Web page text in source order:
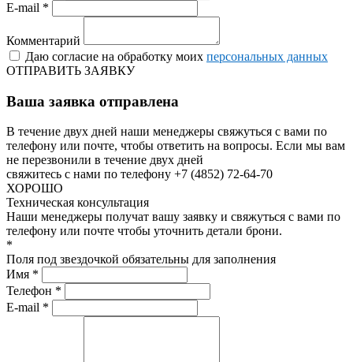
E-mail *
Комментарий
Даю согласие на обработку моих персональных данных
ОТПРАВИТЬ ЗАЯВКУ
Ваша заявка отправлена
В течение двух дней наши менеджеры свяжуться с вами по
телефону или почте, чтобы ответить на вопросы. Если мы вам
не перезвонили в течение двух дней
свяжитесь с нами по телефону +7 (4852) 72-64-70
ХОРОШО
Техническая консультация
Наши менеджеры получат вашу заявку и свяжуться с вами по
телефону или почте чтобы уточнить детали брони.
*
Поля под звездочкой обязательны для заполнения
Имя *
Телефон *
E-mail *